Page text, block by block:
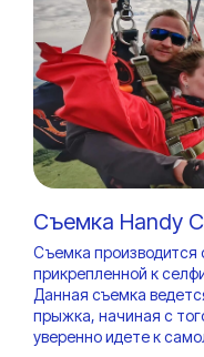
Съемка Handy
Съемка
прикрепленной к
Данная съемка
прыжка, начиная с
уверенно идете к
Подарите
настоящее
в памяти навсегда!
вариант
Сертификат
«Тандем-
полностью
собственных
гамма эмоций от
до плавного полета
парашюта.
Что входит: